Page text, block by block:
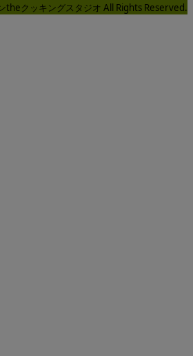
theクッキングスタジオ All Rights Reserved.